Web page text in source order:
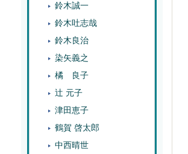
鈴木誠一
鈴木吐志哉
鈴木良治
染矢義之
橘 良子
辻 元子
津田恵子
鶴賀 啓太郎
中西晴世